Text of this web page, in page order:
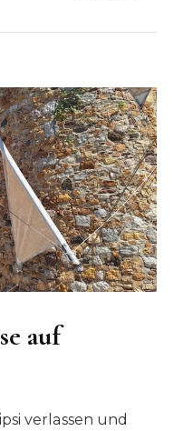
Chrousos
Vor
LESBOS
auf
verlassen und